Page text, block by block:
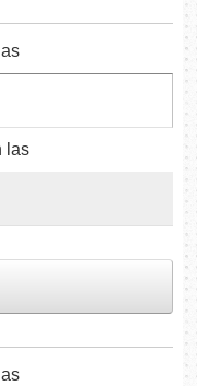
las